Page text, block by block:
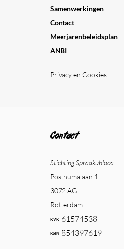
Samenwerkingen
Contact
Meerjarenbeleidsplan
ANBI
Privacy en Cookies
Contact
Stichting Spraakuhloos
Posthumalaan 1
3072 AG
Rotterdam
61574538
854397619